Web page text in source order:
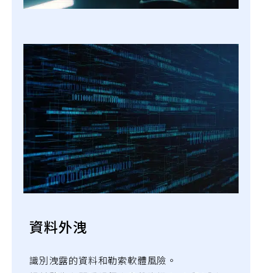
資料外洩
識別洩露的資料和勒索軟體風險。